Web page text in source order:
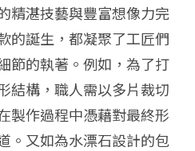
精湛技藝與豐富想像力完
的誕生，都凝聚了工匠們
節的執著。例如，為了打
結構，職人需以多片裁切
製作過程中憑藉對最終形
。又如為水漂石設計的包